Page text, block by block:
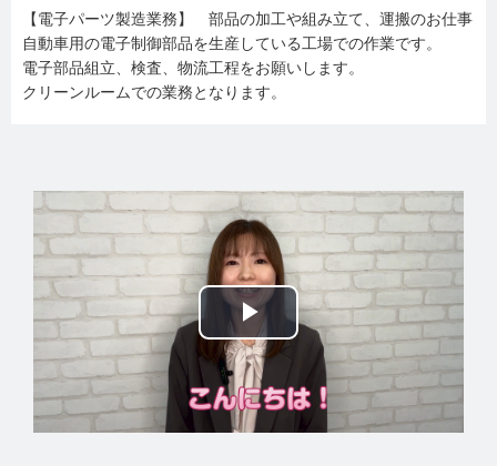
【電子パーツ製造業務】 部品の加工や組み立て、運搬のお仕事
自動車用の電子制御部品を生産している工場での作業です。
電子部品組立、検査、物流工程をお願いします。
クリーンルームでの業務となります。